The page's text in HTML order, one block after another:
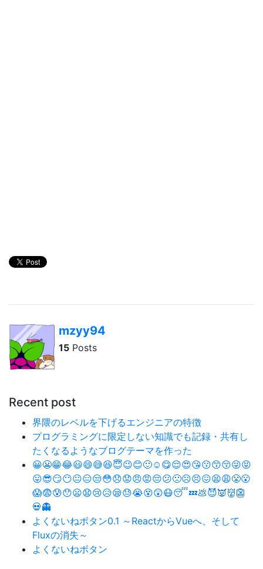
mzyy94
15 Posts
Recent post
界隈のレベルを下げるエンジニアの特徴
プログラミングに限定しない知識でも記録・共有し
たくなるようなブログテーマを作った
😀😬😁😂😃😄😅😆😇😉😊🙂☺️😋😌😍😘😗😙😚😜😝
😛😎😏😶😐😑😒😳😞😟😠😡😔😕🙁☹️😣😖😫😩😤😮
😱😨😰😯😦😧😢😥😪😓😭😵😲😷😴💤💩😈👿👹👺
💀👻
よくないねボタン0.1 ～ReactからVueへ、そして
Fluxの消失～
よくないねボタン